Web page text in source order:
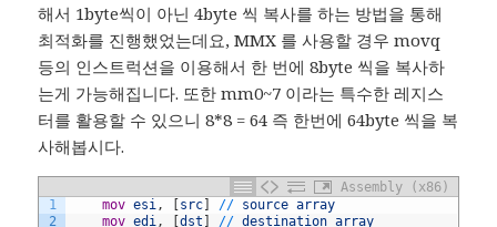
해서 1byte씩이 아닌 4byte 씩 복사를 하는 방법을 통해
최적화를 진행했었는데요, MMX 를 사용할 경우 movq
등의 인스트럭션을 이용해서 한 번에 8byte 씩을 복사하
는게 가능해집니다. 또한 mm0~7 이라는 특수한 레지스
터를 활용할 수 있으니 8*8 = 64 즉 한번에 64byte 씩을 복
사해봅시다.
Assembly (x86)
1
2
	mov
esi, src // source array
	mov
edi, [dst // destination array